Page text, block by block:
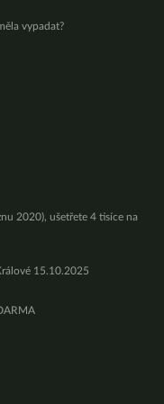
vypadat?
2020), ušetřete 4 tisíce na
15.10.2025